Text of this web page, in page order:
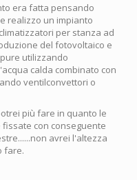
era fatta pensando
realizzo un impianto
per stanza ad
del fotovoltaico e
utilizzando
calda combinato con
ventilconvettori o
più fare in quanto le
con conseguente
avrei l'altezza
fare.